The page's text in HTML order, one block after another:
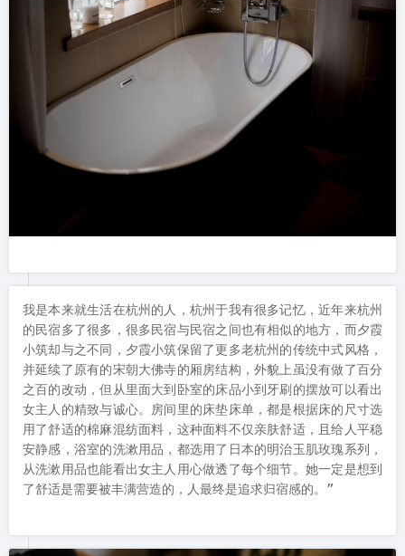
我是本来就生活在杭州的人，杭州于我有很多记忆，近年来杭州
的民宿多了很多，很多民宿与民宿之间也有相似的地方，而夕霞
小筑却与之不同，夕霞小筑保留了更多老杭州的传统中式风格，
并延续了原有的宋朝大佛寺的厢房结构，外貌上虽没有做了百分
之百的改动，但从里面大到卧室的床品小到牙刷的摆放可以看出
女主人的精致与诚心。房间里的床垫床单，都是根据床的尺寸选
用了舒适的棉麻混纺面料，这种面料不仅亲肤舒适，且给人平稳
安静感，浴室的洗漱用品，都选用了日本的明治玉肌玫瑰系列，
从洗漱用品也能看出女主人用心做透了每个细节。她一定是想到
了舒适是需要被丰满营造的，人最终是追求归宿感的。”